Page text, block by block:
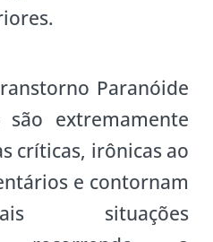
Paranóide
são extremamente
críticas, irônicas ao
e contornam
situações